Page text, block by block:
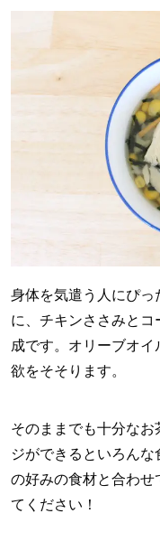
身体を気遣う人にぴっ
に、チキンささみと
成です。オリーブオ
欲をそそります。
そのままでも十分な
ジができるといろん
の好みの食材と合わ
てください！